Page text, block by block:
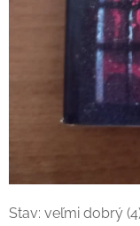
Stav: veľmi dobrý